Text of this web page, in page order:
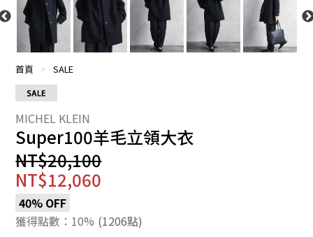
首頁 > SALE
Super100羊毛立領大衣
NT$20,100
NT$12,060
40% OFF
獲得點數：10% (1206點)